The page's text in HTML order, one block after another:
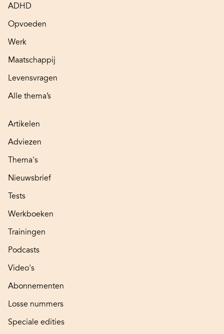
ADHD
Opvoeden
Werk
Maatschappij
Levensvragen
Alle thema’s
Artikelen
Adviezen
Thema's
Nieuwsbrief
Tests
Werkboeken
Trainingen
Podcasts
Video's
Abonnementen
Losse nummers
Speciale edities